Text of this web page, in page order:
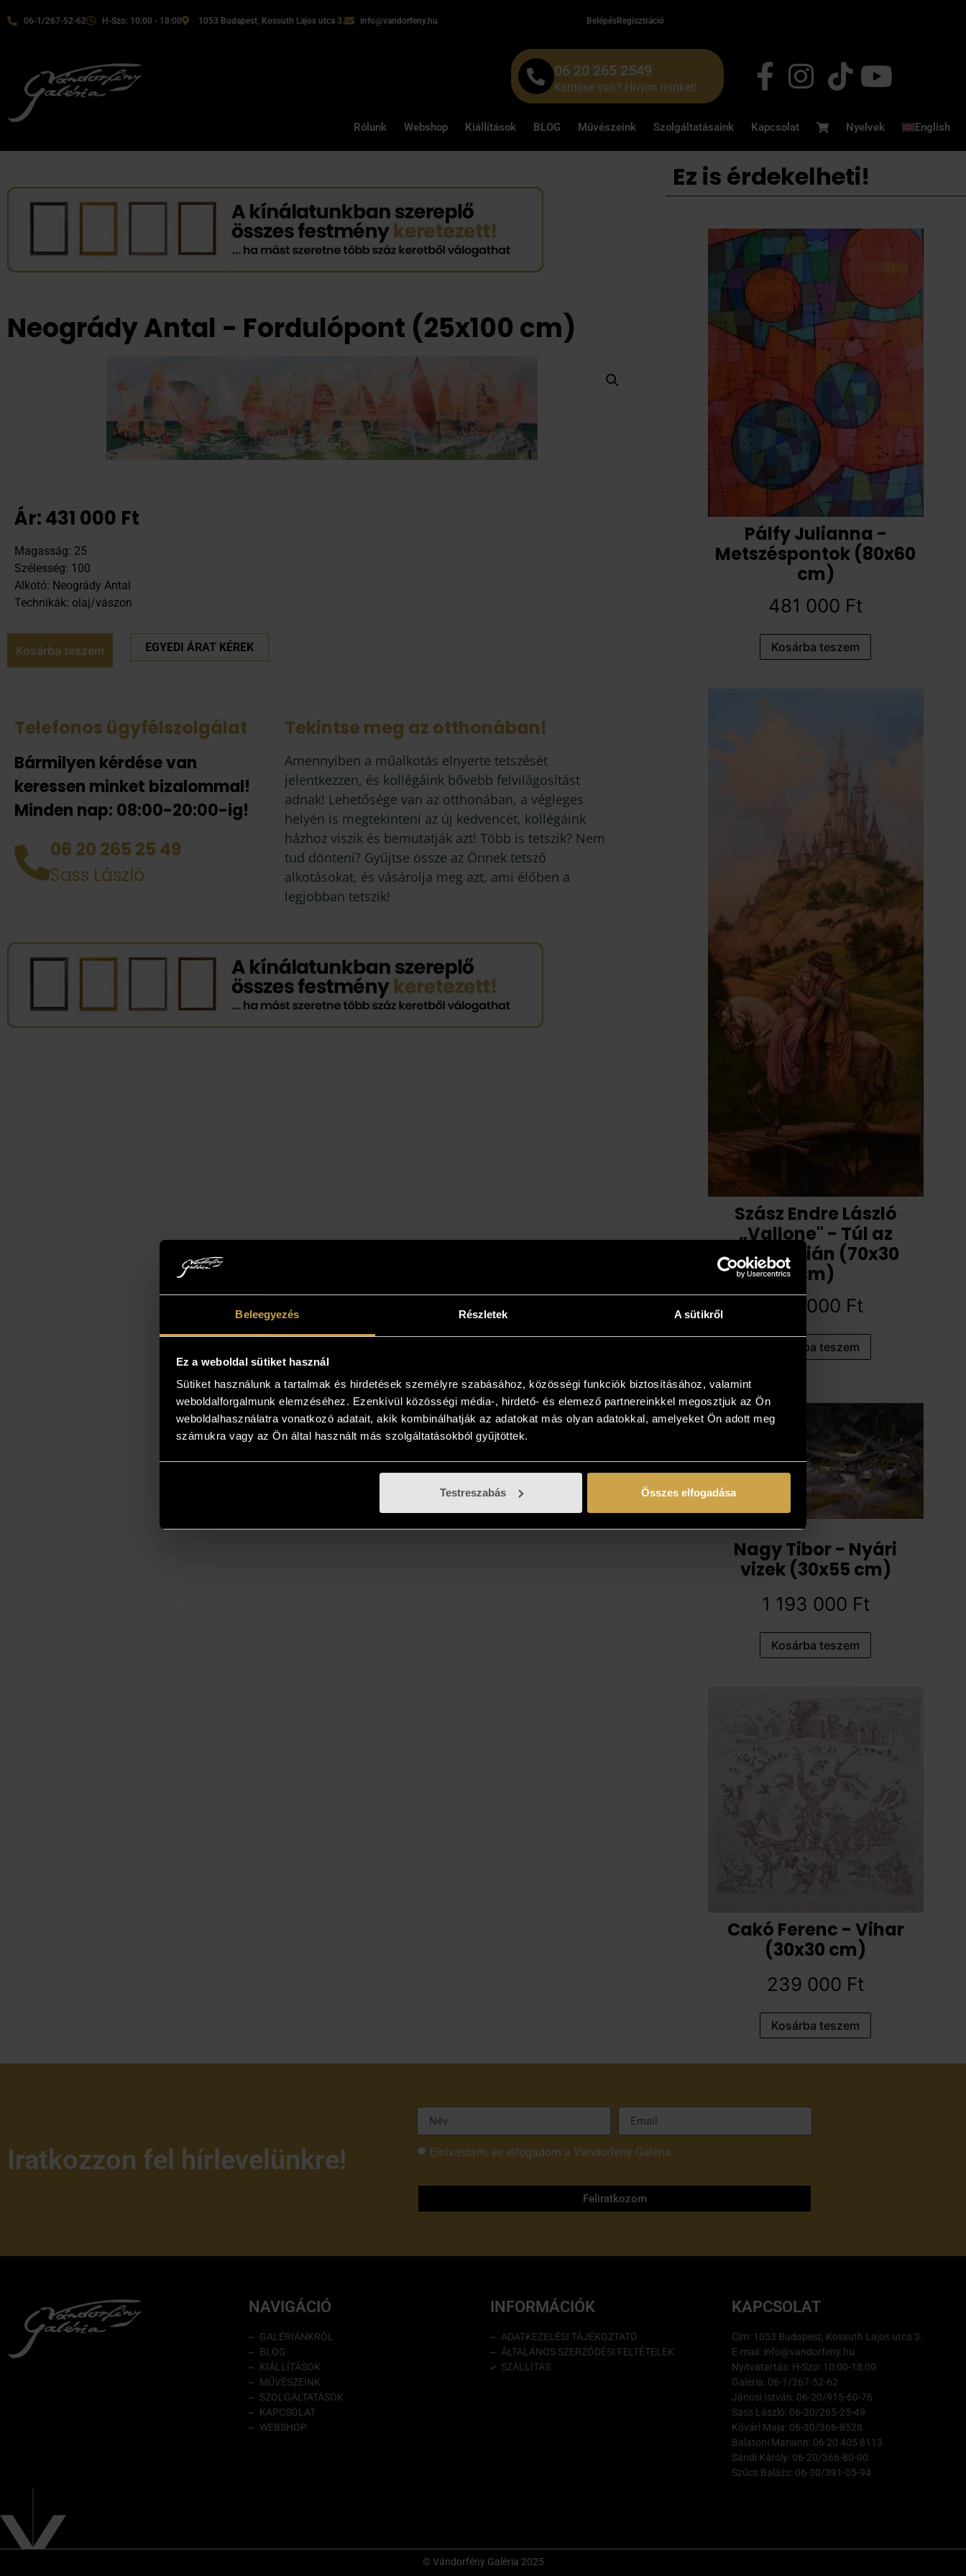
Beleegyezés Részletek A sütikről
Ez a weboldal sütiket használ
Sütiket használunk a tartalmak és hirdetések személyre szabásához, közösségi funkciók biztosításához, valamint
weboldalforgalmunk elemzéséhez. Ezenkívül közösségi média-, hirdető- és elemező partnereinkkel megosztjuk az Ön
weboldalhasználatra vonatkozó adatait, akik kombinálhatják az adatokat más olyan adatokkal, amelyeket Ön adott meg
számukra vagy az Ön által használt más szolgáltatásokból gyűjtöttek.
Testreszabás Összes elfogadása
06-1/267-52-62 H-Szo: 10:00 - 18:00 1053 Budapest, Kossuth Lajos utca 3. info@vandorfeny.hu BelépésRegisztráció
06 20 265 2549
Kérdése van? Hívjon minket!
Rólunk Webshop Kiállítások BLOG Művészeink Szolgáltatásaink Kapcsolat Nyelvek English
Neogrády Antal - Fordulópont (25x100 cm)
Ár:431 000 Ft
Magasság: 25
Szélesség: 100
Alkotó: Neogrády Antal
Technikák: olaj/vászon
Kosárba teszem EGYEDI ÁRAT KÉREK
Telefonos ügyfélszolgálat
Bármilyen kérdése van
keressen minket bizalommal!
Minden nap: 08:00-20:00-ig!
06 20 265 25 49
Sass László
Tekintse meg az otthonában!
Amennyiben a műalkotás elnyerte tetszését
jelentkezzen, és kollégáink bővebb felvilágosítást
adnak! Lehetősége van az otthonában, a végleges
helyén is megtekinteni az új kedvencét, kollégáink
házhoz viszik és bemutatják azt! Több is tetszik? Nem
tud dönteni? Gyűjtse össze az Önnek tetsző
alkotásokat, és vásárolja meg azt, ami élőben a
legjobban tetszik!
Ez is érdekelheti!
Pálfy Julianna -
Metszéspontok (80x60
cm)
481 000 Ft
Kosárba teszem
Szász Endre László
„Vallone" - Túl az
óperencián (70x30
cm)
597 000 Ft
Kosárba teszem
Nagy Tibor - Nyári
vizek (30x55 cm)
1 193 000 Ft
Kosárba teszem
Cakó Ferenc - Vihar
(30x30 cm)
239 000 Ft
Kosárba teszem
Iratkozzon fel hírlevelünkre! Elolvastam, és elfogadom a Vándorfény Galéria
Feliratkozom
NAVIGÁCIÓ
GALÉRIÁNKRÓL
BLOG
KIÁLLÍTÁSOK
MŰVÉSZEINK
SZOLGÁLTATÁSOK
KAPCSOLAT
WEBSHOP
INFORMÁCIÓK
ADATKEZELÉSI TÁJÉKOZTATÓ
ÁLTALÁNOS SZERZŐDÉSI FELTÉTELEK
SZÁLLÍTÁS
KAPCSOLAT
Cím: 1053 Budapest, Kossuth Lajos utca 3.
E-mail: info@vandorfeny.hu
Nyitvatartás: H-Szo: 10:00-18:00
Galéria: 06-1/267-52-62
Jánosi István: 06-20/915-60-76
Sass László: 06-20/265-25-49
Kővári Maja: 06-30/366-8528
Balatoni Mariann: 06 20 405 8113
Sándi Károly: 06-20/366-80-00
Szűcs Balázs: 06-30/391-05-94
© Vándorfény Galéria 2025